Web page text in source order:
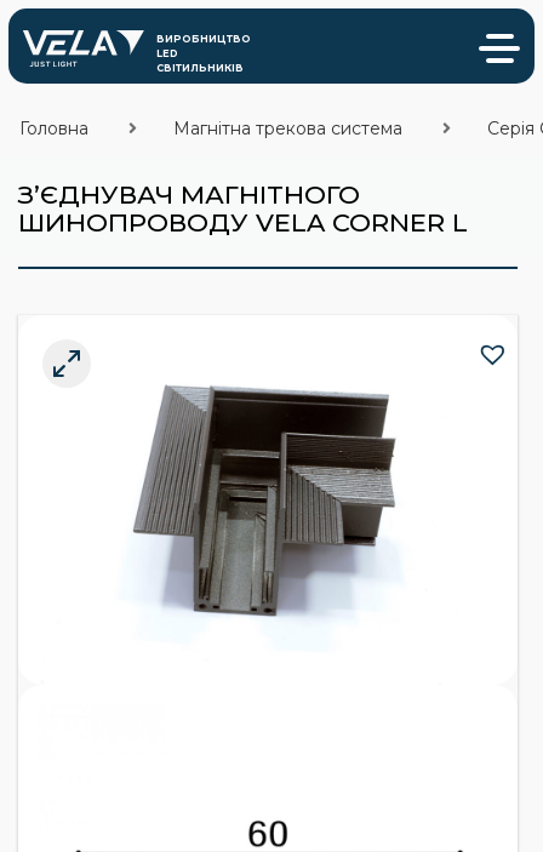
З’ЄДНУВАЧ МАГНІТНОГО
ШИНОПРОВОДУ VELA CORNER L
Головна Магнітна трекова система Серія